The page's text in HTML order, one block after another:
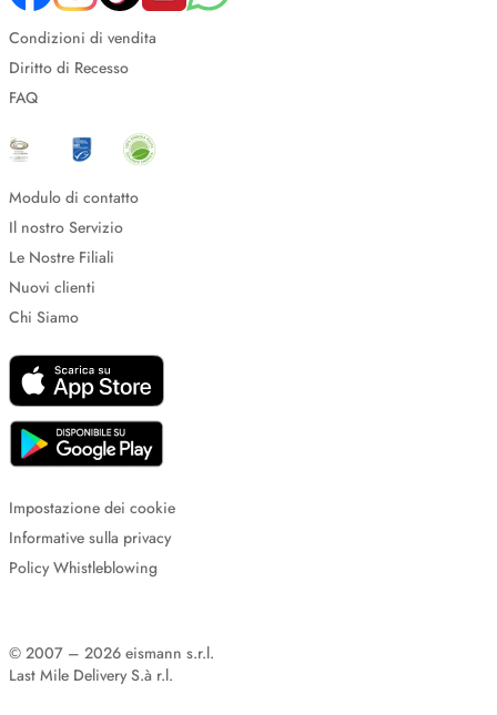
Condizioni di vendita
Diritto di Recesso
FAQ
Modulo di contatto
Il nostro Servizio
Le Nostre Filiali
Nuovi clienti
Chi Siamo
Impostazione dei cookie
Informative sulla privacy
Policy Whistleblowing
© 2007 – 2026 eismann s.r.l.
Last Mile Delivery S.à r.l.